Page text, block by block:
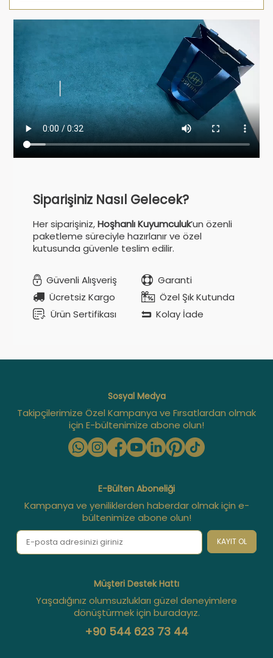
Siparişiniz Nasıl Gelecek?
Her siparişiniz,Hoşhanlı Kuyumculuk’un özenli
paketleme süreciyle hazırlanır ve özel
kutusunda güvenle teslim edilir.
Güvenli Alışveriş
Garanti
Ücretsiz Kargo
Özel Şık Kutunda
Ürün Sertifikası
Kolay İade
Sosyal Medya
Takipçilerimize Özel Kampanya ve Fırsatlardan olmak
için E-bültenimize abone olun!
E-Bülten Aboneliği
Kampanya ve yeniliklerden haberdar olmak için e-
bültenimize abone olun!
KAYIT OL
Müşteri Destek Hattı
Yaşadığınız olumsuzlukları güzel deneyimlere
dönüştürmek için buradayız.
+90 544 623 73 44